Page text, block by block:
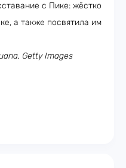
с Пике: жёстко
а также посвятила им
Getty Images